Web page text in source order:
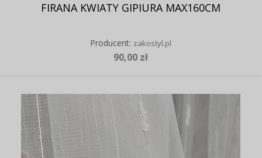
FIRANA KWIATY GIPIURA MAX160CM
Producent: zakostyl.pl
90,00 zł